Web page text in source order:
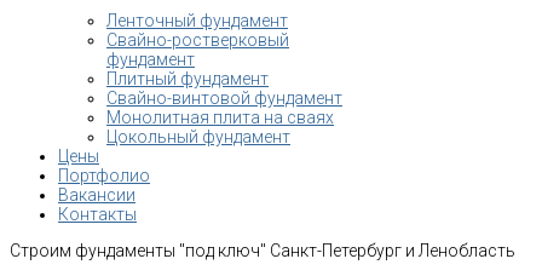
Ленточный фундамент
Свайно-ростверковый
фундамент
Плитный фундамент
Свайно-винтовой фундамент
Монолитная плита на сваях
Цокольный фундамент
Цены
Портфолио
Вакансии
Контакты
Строим фундаменты "под ключ" Санкт-Петербург и Ленобласть